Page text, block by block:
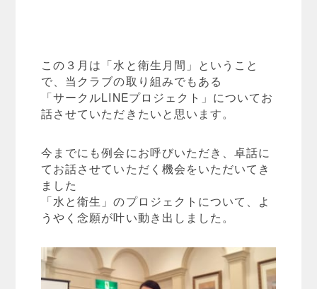
この３月は「水と衛生月間」ということ
で、当クラブの取り組みでもある
「サークルLINEプロジェクト」についてお
話させていただきたいと思います。
今までにも例会にお呼びいただき、卓話に
てお話させていただく機会をいただいてき
ました
「水と衛生」のプロジェクトについて、よ
うやく念願が叶い動き出しました。